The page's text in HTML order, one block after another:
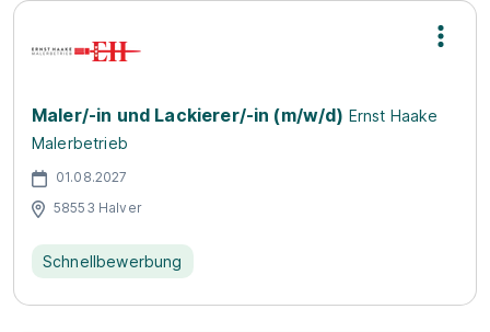
Maler/-in und Lackierer/-in (m/w/d) Ernst Haake
Malerbetrieb
01.08.2027
58553 Halver
Schnellbewerbung